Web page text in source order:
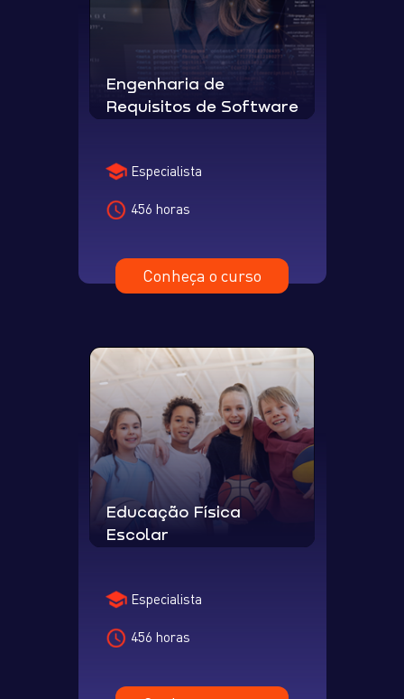
Engenharia de
Requisitos de Software
Especialista
456 horas
Conheça o curso
Educação Física
Escolar
Especialista
456 horas